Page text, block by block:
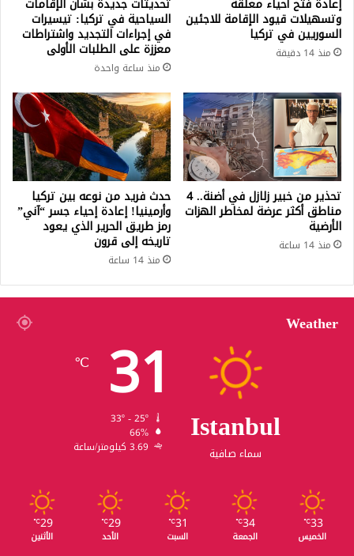
وتسهيلات قيود الإقامة للاجئين
السوريين في تركيا
منذ 14 دقيقة
السياحية في تركيا: تيسيرات
في إجراءات التجديد واشتراطات
معززة على الطلبات الأولى
منذ ساعة واحدة
تحذير من خبير زلازل في أضنة.. 4
مناطق أكثر عرضة لمخاطر الهزات
الأرضية
منذ 14 ساعة
حدث فريد من نوعه بين تركيا
وأرمينيا! إعادة إحياء جسر “آني”
رمز طريق الحرير الذي يعود
تاريخه إلى قرون
منذ 14 ساعة
Weather
Istanbul
سماء صافية
31
℃
66%
3.69 كيلومتر/ساعة
33
℃
الخميس
34
℃
الجمعة
31
℃
السبت
29
℃
الأحد
29
℃
الأثنين